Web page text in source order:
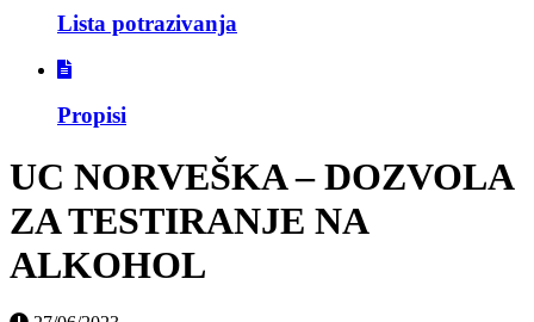
Lista potrazivanja
Propisi
UC NORVEŠKA – DOZVOLA
ZA TESTIRANJE NA
ALKOHOL